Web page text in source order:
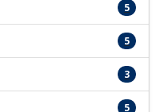
5
5
3
5